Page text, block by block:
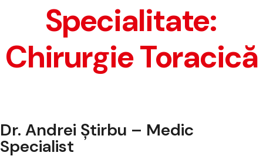
Specialitate:
Chirurgie Toracică
Dr. Andrei Știrbu – Medic
Specialist